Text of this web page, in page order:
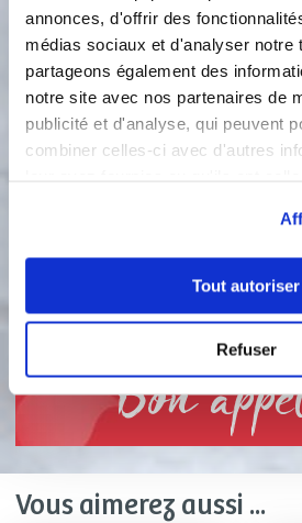
annonces, d'offrir des
médias sociaux et d'analyser notre
partageons également des
notre site avec nos partenaires de
publicité et d'analyse, qui peuvent
combiner celles-ci avec d'autres
Tout autoriser
Refuser
1min
3
Réserver au frais
à l'aide du Be
servir, ajouter
finement ciselées
quelques pois
en toast sur des
concombre
Bon
Vous aimerez aussi ...